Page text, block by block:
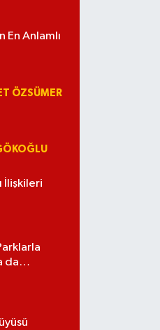
En Anlamlı
ÖZSÜMER
İlişkileri
da